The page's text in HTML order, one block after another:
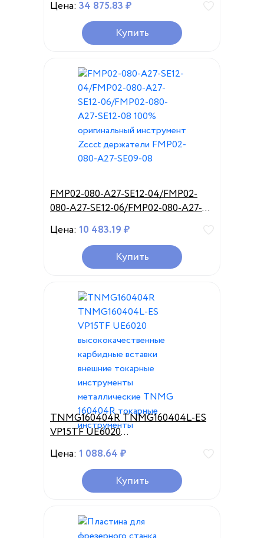
инструменты ЧПУ карбидные
резьбовые вставки
Цена: 34 875.83 ₽
Купить
FMP02-080-A27-SE12-04/FMP02-
080-A27-SE12-06/FMP02-080-A27-
SE12-08 100% оригинальный
инструмент Zccct держатели
FMP02-080-A27-SE09-08
Цена: 10 483.19 ₽
Купить
TNMG160404R TNMG160404L-ES
VP15TF UE6020
высококачественные карбидные
вставки внешние токарные
инструменты металлические
TNMG 160404R токарные
Цена: 1 088.64 ₽
Купить